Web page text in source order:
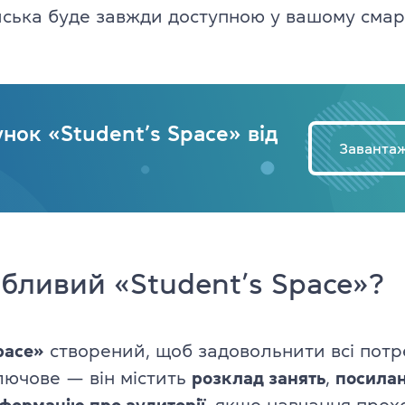
(для дорослих)
Англійська для дітей 11–12
Літній експрес-курс для дітей
Всі модулі DELTA
DELTA Module 3
буде завжди доступною у вашому
«Student’s Space» від
«Student’s Space»?
створений, щоб задовольнити всі
— він містить розклад занять,